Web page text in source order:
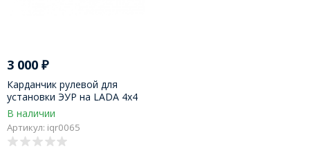
3 000 ₽
Карданчик рулевой для
установки ЭУР на LADA 4х4
В наличии
Артикул: iqr0065